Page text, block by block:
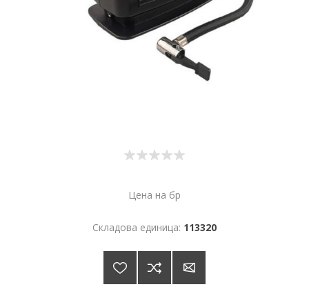
Цена на бр
Складова единица: 113320